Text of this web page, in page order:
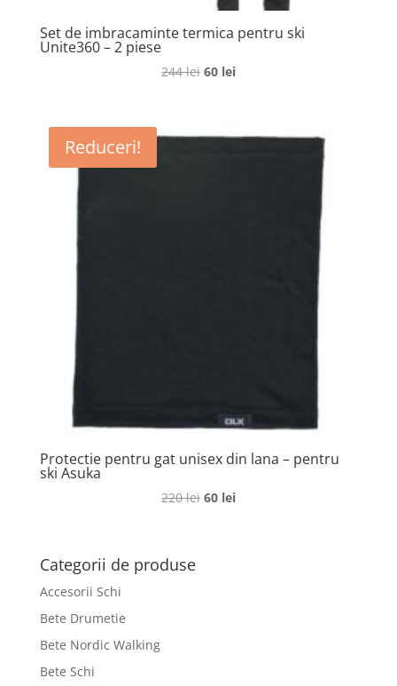
Set de imbracaminte termica pentru ski
Unite360 – 2 piese
244lei Prețul
fost:
60 leiPrețul
60 lei.
Reduceri!
Protectie pentru gat unisex din lana – pentru
ski Asuka
220lei Prețul
60 leiPrețul
Categorii de produse
Accesorii Schi
Bete Drumetie
Bete Nordic Walking
Bete Schi